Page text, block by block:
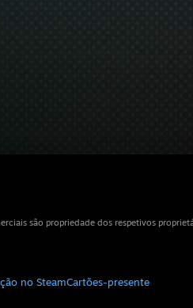
são propriedade dos respetivos
no SteamCartões-presente